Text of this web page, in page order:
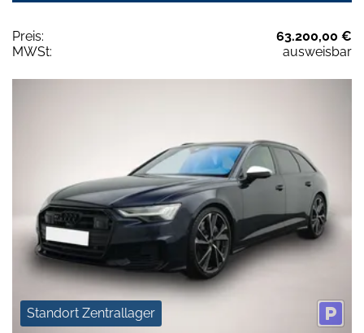
Preis:
63.200,00 €
MWSt:
ausweisbar
Standort Zentrallager